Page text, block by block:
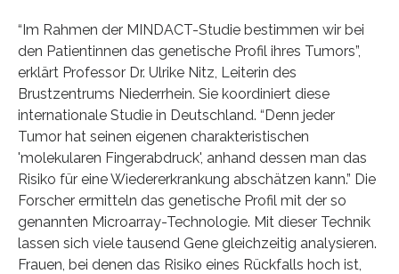
“Im Rahmen der MINDACT-Studie bestimmen wir bei
den Patientinnen das genetische Profil ihres Tumors”,
erklärt Professor Dr. Ulrike Nitz, Leiterin des
Brustzentrums Niederrhein. Sie koordiniert diese
internationale Studie in Deutschland. “Denn jeder
Tumor hat seinen eigenen charakteristischen
'molekularen Fingerabdruck', anhand dessen man das
Risiko für eine Wiedererkrankung abschätzen kann.” Die
Forscher ermitteln das genetische Profil mit der so
genannten Microarray-Technologie. Mit dieser Technik
lassen sich viele tausend Gene gleichzeitig analysieren.
Frauen, bei denen das Risiko eines Rückfalls hoch ist,